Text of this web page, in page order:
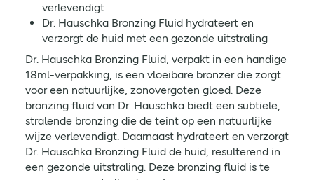
verlevendigt
Dr. Hauschka Bronzing Fluid hydrateert en
verzorgt de huid met een gezonde uitstraling
Dr. Hauschka Bronzing Fluid, verpakt in een handige
18ml-verpakking, is een vloeibare bronzer die zorgt
voor een natuurlijke, zonovergoten gloed. Deze
bronzing fluid van Dr. Hauschka biedt een subtiele,
stralende bronzing die de teint op een natuurlijke
wijze verlevendigt. Daarnaast hydrateert en verzorgt
Dr. Hauschka Bronzing Fluid de huid, resulterend in
een gezonde uitstraling. Deze bronzing fluid is te